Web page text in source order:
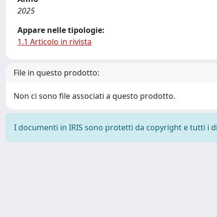
2025
Appare nelle tipologie:
1.1 Articolo in rivista
File in questo prodotto:
Non ci sono file associati a questo prodotto.
I documenti in IRIS sono protetti da copyright e tutti i